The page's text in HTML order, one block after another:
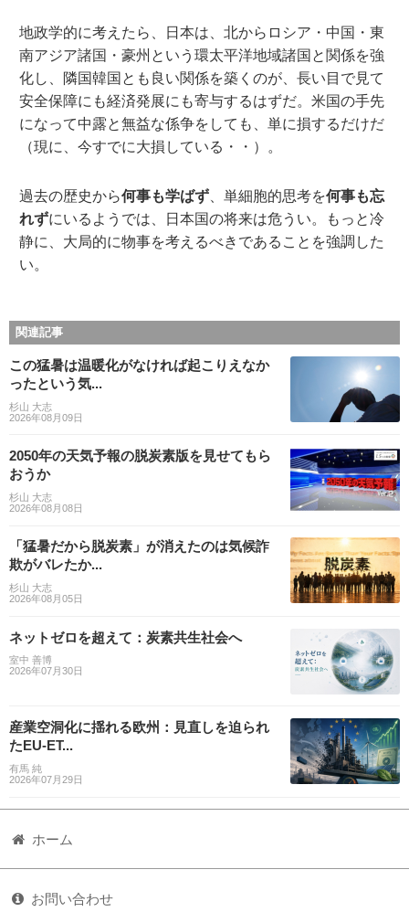
地政学的に考えたら、日本は、北からロシア・中国・東
南アジア諸国・豪州という環太平洋地域諸国と関係を強
化し、隣国韓国とも良い関係を築くのが、長い目で見て
安全保障にも経済発展にも寄与するはずだ。米国の手先
になって中露と無益な係争をしても、単に損するだけだ
（現に、今すでに大損している・・）。
過去の歴史から何事も学ばず、単細胞的思考を何事も忘
れずにいるようでは、日本国の将来は危うい。もっと冷
静に、大局的に物事を考えるべきであることを強調した
い。
関連記事
この猛暑は温暖化がなければ起こりえなか
ったという気...
杉山 大志
2026年08月09日
2050年の天気予報の脱炭素版を見せてもら
おうか
杉山 大志
2026年08月08日
「猛暑だから脱炭素」が消えたのは気候詐
欺がバレたか...
杉山 大志
2026年08月05日
ネットゼロを超えて：炭素共生社会へ
室中 善博
2026年07月30日
産業空洞化に揺れる欧州：見直しを迫られ
たEU-ET...
有馬 純
2026年07月29日
ホーム
お問い合わせ